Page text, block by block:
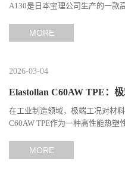
A130是日本宝理公司生产的一款
MORE
2026-03-04
Elastollan C60AW TPE：
在工业制造领域，极端工况对材
C60AW TPE作为一种高性能热
MORE